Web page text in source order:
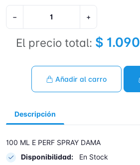
− +
El precio total: $ 1.090
Añadir al carro
Descripción
100 ML E PERF SPRAY DAMA
Disponibilidad:
En Stock